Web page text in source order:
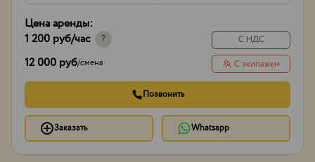
Цена аренды:
1 200 руб/час ?
12 000 руб/смена
С НДС
С экипажем
Позвонить
Заказать Whatsapp